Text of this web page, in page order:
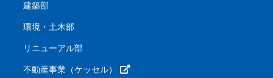
建築部
環境・土木部
リニューアル部
不動産事業（ケッセル）